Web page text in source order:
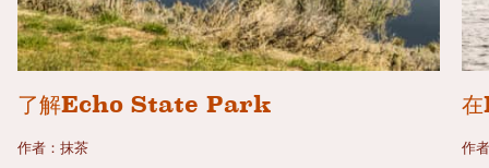
了解Echo State Park
作者：抹茶 作